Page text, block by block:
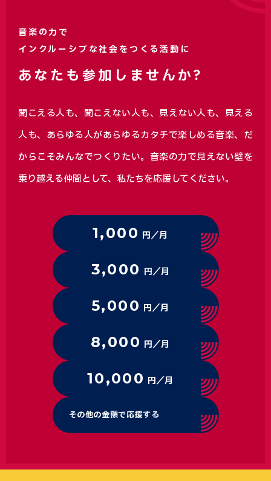
音楽の力で
インクルーシブな社会をつくる活動に
あなたも参加しませんか?
聞こえる人も、聞こえない人も、見えない人も、見える
人も、あらゆる人があらゆるカタチで楽しめる音楽、 だ
からこそみんなでつくりたい。音楽の力で見えない壁を
乗り越える仲間として、私たちを応援してください。
1,000 円／月
3,000 円／月
5,000 円／月
8,000 円／月
10,000 円／月
その他の金額で応援する